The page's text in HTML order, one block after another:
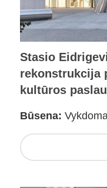
Stasio
rekonstrukcija
kultūros
Būsena: